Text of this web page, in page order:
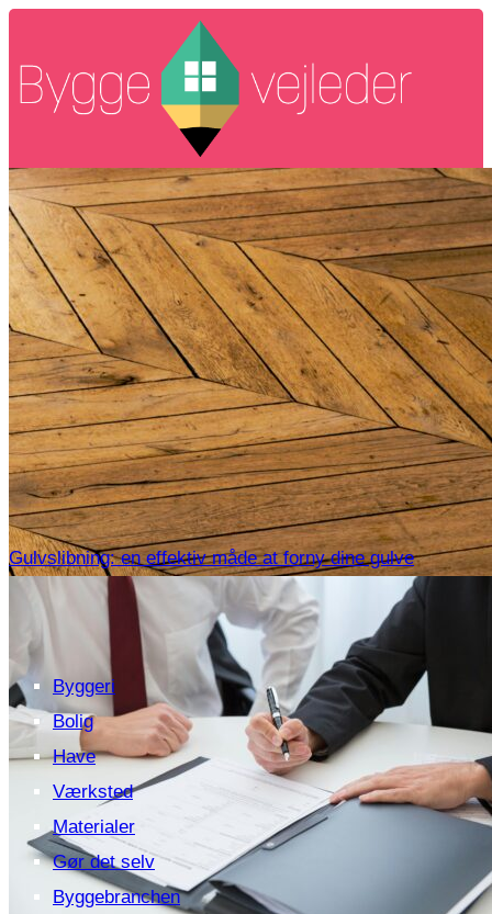
Gulvslibning: en effektiv måde at forny dine gulve
Byggeri
Bolig
Have
Værksted
Materialer
Gør det selv
Byggebranchen